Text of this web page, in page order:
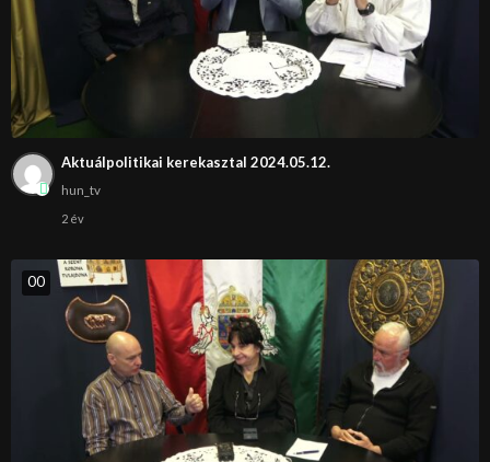
Aktuálpolitikai kerekasztal 2024.05.12.
hun_tv
2 év
00